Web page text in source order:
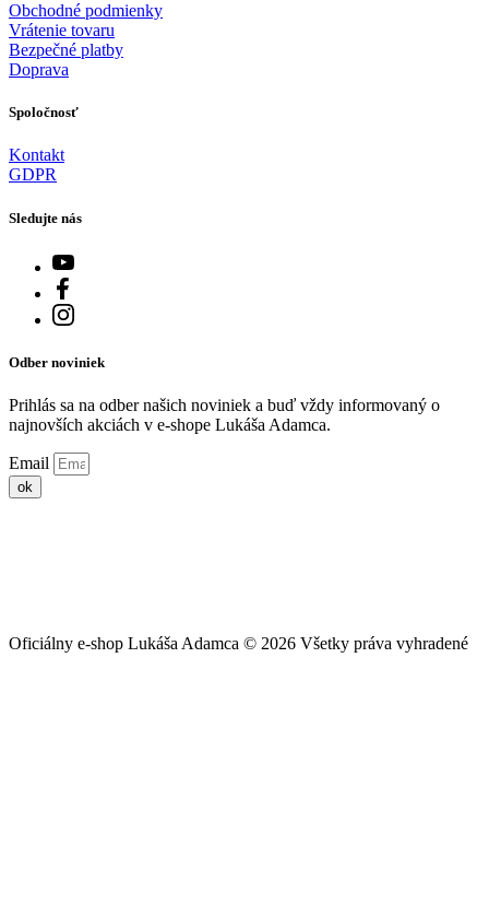
Obchodné podmienky
Vrátenie tovaru
Bezpečné platby
Doprava
Spoločnosť
Kontakt
GDPR
Sledujte nás
Odber noviniek
Prihlás sa na odber našich noviniek a buď vždy informovaný o
najnovších akciách v e-shope Lukáša Adamca.
Email
ok
Oficiálny e-shop Lukáša Adamca © 2026 Všetky práva vyhradené